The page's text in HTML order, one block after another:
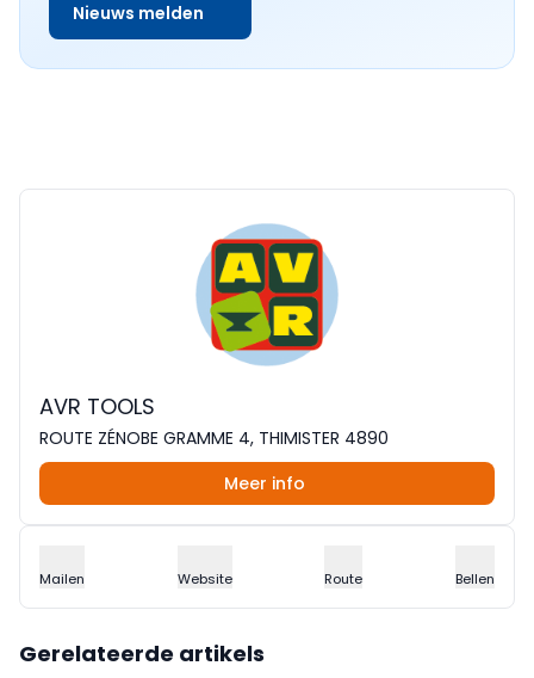
Nieuws melden
AVR TOOLS
ROUTE ZÉNOBE GRAMME 4, THIMISTER 4890
Meer info
Mailen Website Route Bellen
Gerelateerde artikels